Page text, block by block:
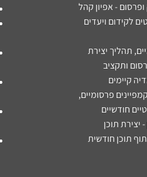
- אפיון קהל
לקידום ויעדים
תהליך יצירת
ותקציב​
קיימים
פרסומיים,
חודשיים
יצירת תוכן
תוכן חודשית